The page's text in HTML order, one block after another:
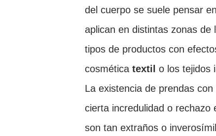
del cuerpo se suele pensar
aplican en distintas zonas
tipos de productos con
cosmética textil o los tejidos
La existencia de prendas
cierta incredulidad o rechazo
son tan extraños o